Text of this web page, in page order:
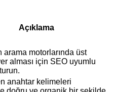
Açıklama
arama motorlarında üst
alması için SEO uyumlu
anahtar kelimeleri